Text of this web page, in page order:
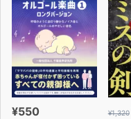
¥550 ¥1,320